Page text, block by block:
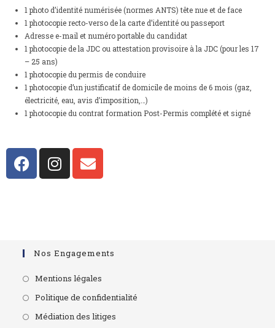
1 photo d’identité numérisée (normes ANTS) tête nue et de face
1 photocopie recto-verso de la carte d’identité ou passeport
Adresse e-mail et numéro portable du candidat
1 photocopie de la JDC ou attestation provisoire à la JDC (pour les 17
– 25 ans)
1 photocopie du permis de conduire
1 photocopie d’un justificatif de domicile de moins de 6 mois (gaz,
électricité, eau, avis d’imposition,…)
1 photocopie du contrat formation Post-Permis complété et signé
Nos Engagements
Mentions légales
Politique de confidentialité
Médiation des litiges